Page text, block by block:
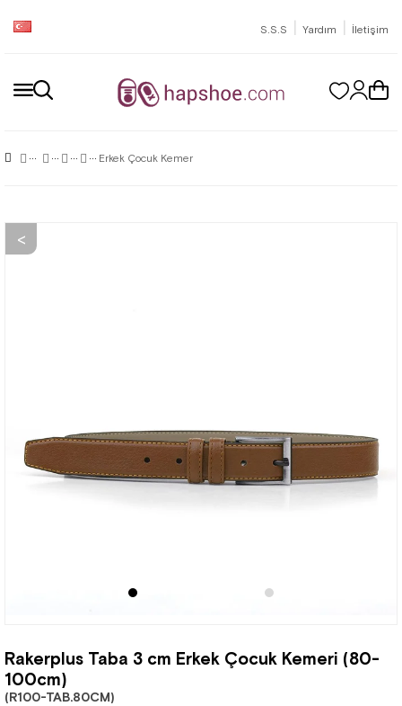
S.S.S | Yardım | İletişim
Erkek Çocuk Kemer
Rakerplus Taba 3 cm Erkek Çocuk Kemeri (80-
100cm)
(R100-TAB.80CM)